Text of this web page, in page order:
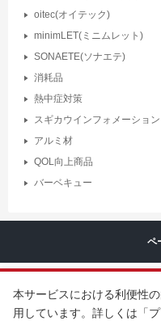
oitec(オイテック)
minimLET(ミニムレット)
SONAETE(ソナエテ)
消耗品
熱中症対策
スギカウインフォメーション
アルミ材
QOL向上商品
バーベキュー
ペ
本サービスにおける利便性
用しています。詳しくは「